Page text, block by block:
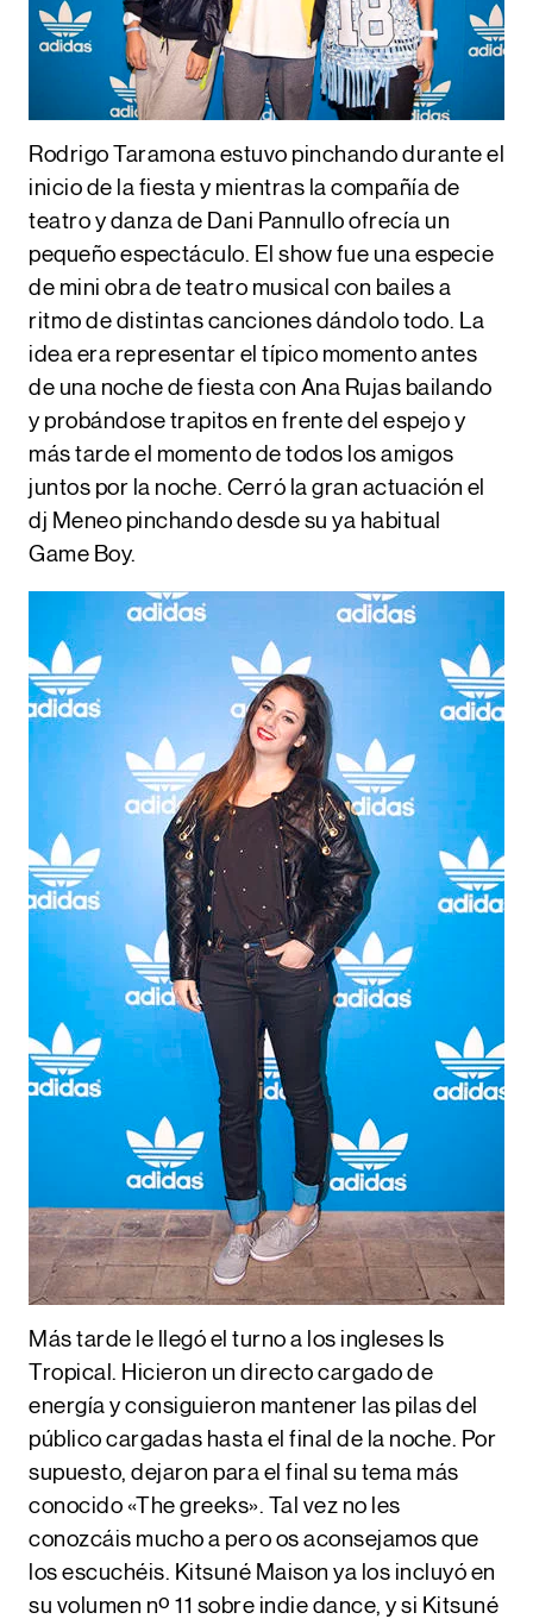
Rodrigo Taramona estuvo pinchando durante el
inicio de la fiesta y mientras la compañía de
teatro y danza de Dani Pannullo ofrecía un
pequeño espectáculo. El show fue una especie
de mini obra de teatro musical con bailes a
ritmo de distintas canciones dándolo todo. La
idea era representar el típico momento antes
de una noche de fiesta con Ana Rujas bailando
y probándose trapitos en frente del espejo y
más tarde el momento de todos los amigos
juntos por la noche. Cerró la gran actuación el
dj Meneo pinchando desde su ya habitual
Game Boy.
Más tarde le llegó el turno a los ingleses Is
Tropical . Hicieron un directo cargado de
energía y consiguieron mantener las pilas del
público cargadas hasta el final de la noche. Por
supuesto, dejaron para el final su tema más
conocido «The greeks». Tal vez no les
conozcáis mucho a pero os aconsejamos que
los escuchéis. Kitsuné Maison ya los incluyó en
su volumen nº 11 sobre indie dance, y si Kitsuné